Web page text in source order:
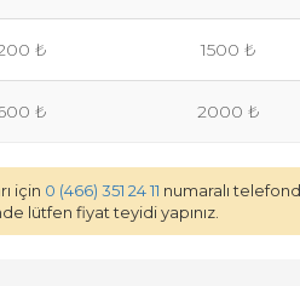
₺ 1500 ₺
₺ 2000 ₺
için 0 (466) 351 24 11 numaralı
lütfen fiyat teyidi yapınız.